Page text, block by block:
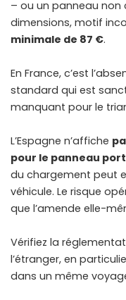
– ou un panneau
dimensions, motif
minimale de 87 €.
En France, c’est
standard qui est
manquant pour le
L’Espagne n’affiche
pour le panneau
du chargement peut
véhicule. Le risque
que l’amende elle-
Vérifiez la
l’étranger, en
dans un même